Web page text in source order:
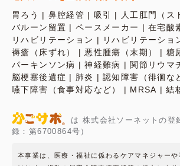
胃ろう
鼻腔経管 吸引
人工肛門（ス
バルーン留置
ペースメーカー 在宅酸
リハビリテーション
リハビリテーショ
褥瘡（床ずれ）
悪性腫瘍（末期）
糖
パーキンソン病
神経難病 関節リウマ
脳梗塞後遺症
肺炎
認知障害（徘徊な
嚥下障害（食事対応など）
MRSA 結
は 株式会社ソーネットの登
録：第6700864号）
本事業は、医療・福祉に係わるケアマネジャー